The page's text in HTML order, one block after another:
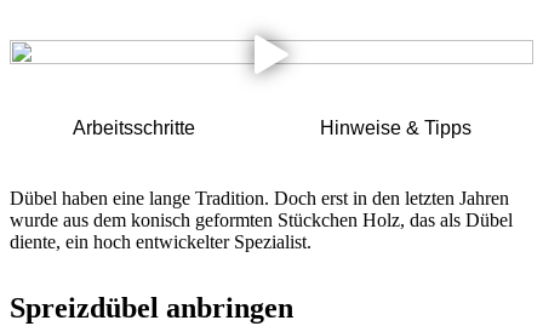
Arbeitsschritte Hinweise & Tipps
Dübel haben eine lange Tradition. Doch erst in den letzten Jahren
wurde aus dem konisch geformten Stückchen Holz, das als Dübel
diente, ein hoch entwickelter Spezialist.
Spreizdübel anbringen